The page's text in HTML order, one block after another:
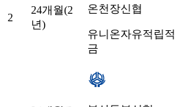
2
24개월(2
년)
온천장신협
유니온자유적립적
금